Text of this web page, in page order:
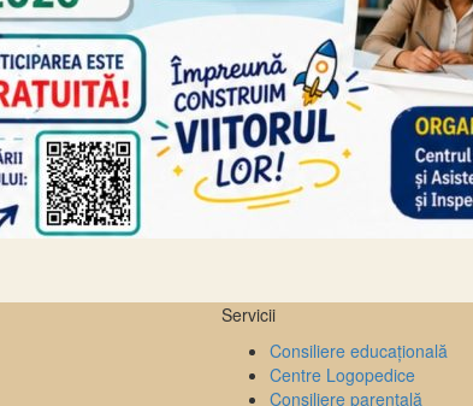
Servicii
Consiliere educațională
Centre Logopedice
Consiliere parentală